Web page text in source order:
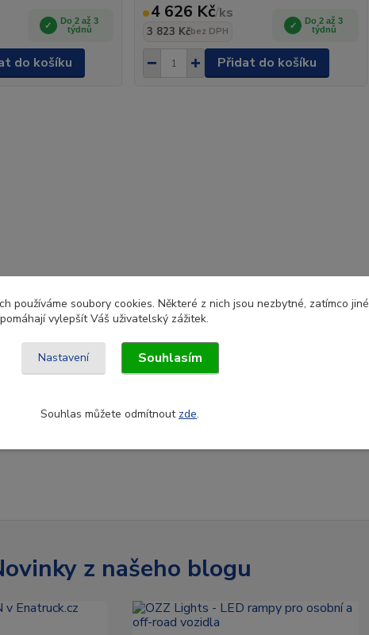
Do 2 až 3
týdnů
do košíku
4 626 Kč/ks
3 823 Kčbez DPH
Do 2 až 3
týdnů
Přidat do košíku
z našeho blogu
používáme soubory cookies. Některé z nich jsou nezbytné, zatímco jiné
pomáhají vylepšít Váš uživatelský zážitek.
Nastavení Souhlasím
Souhlas můžete odmítnout zde.